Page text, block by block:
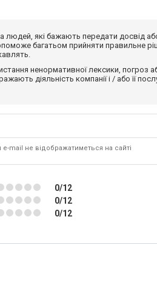
людей, які бажають передати
багатьом прийняти правильне
ненормативної лексики, погроз
діяльність компанії і / або її
e-mail не відображатиметься на сайті
0/12
0/12
0/12